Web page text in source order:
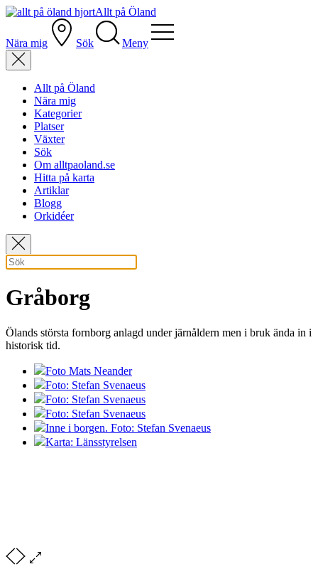
Allt på Öland
Nära mig Sök Meny
Allt på Öland
Nära mig
Kategorier
Platser
Växter
Sök
Om alltpaoland.se
Hitta på karta
Artiklar
Blogg
Orkidéer
Gråborg
Ölands största fornborg anlagd under järnåldern men i bruk ända in i
historisk tid.
Foto Mats Neander
Foto: Stefan Svenaeus
Foto: Stefan Svenaeus
Foto: Stefan Svenaeus
Inne i borgen. Foto: Stefan Svenaeus
Karta: Länsstyrelsen